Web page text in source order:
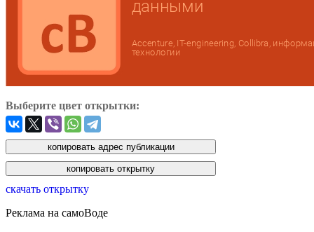
Выберите цвет открытки:
скачать открытку
Реклама на самоВоде